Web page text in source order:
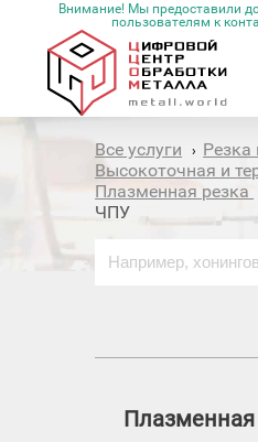
Внимание! Мы предоставили
пользователям к
Все услуги › Резка
Высокоточная и
Плазменная резка
ЧПУ